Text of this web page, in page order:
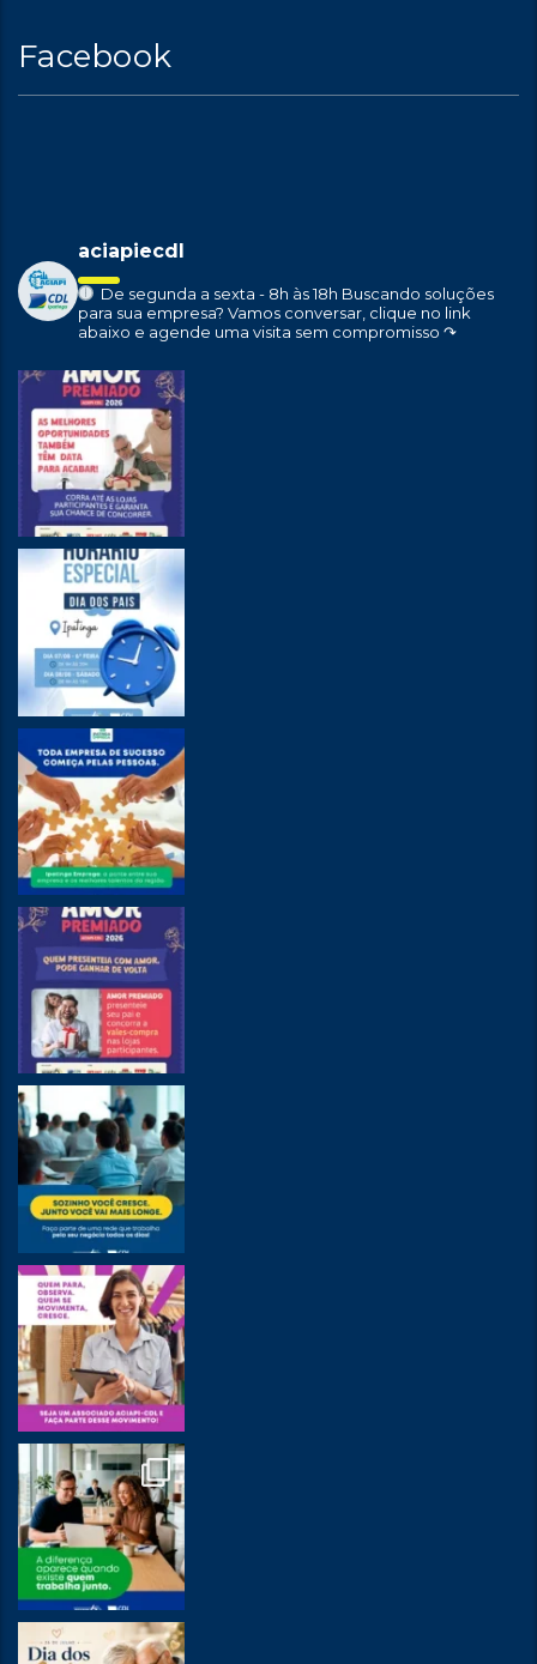
Facebook
aciapiecdl
De segunda a sexta - 8h às 18h Buscando soluções
para sua empresa? Vamos conversar, clique no link
abaixo e agende uma visita sem compromisso ↷